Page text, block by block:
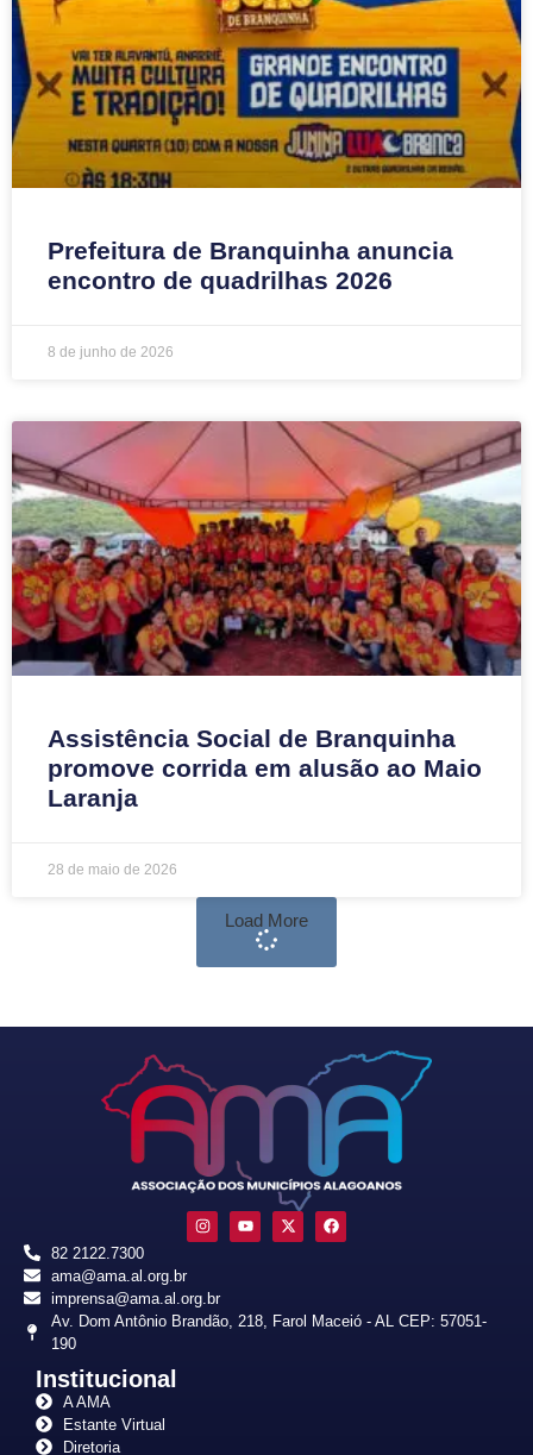
Prefeitura de Branquinha anuncia
encontro de quadrilhas 2026
8 de junho de 2026
Assistência Social de Branquinha
promove corrida em alusão ao Maio
Laranja
28 de maio de 2026
Load More
82 2122.7300
ama@ama.al.org.br
imprensa@ama.al.org.br
Av. Dom Antônio Brandão, 218, Farol Maceió - AL CEP: 57051-
190
Institucional
A AMA
Estante Virtual
Diretoria